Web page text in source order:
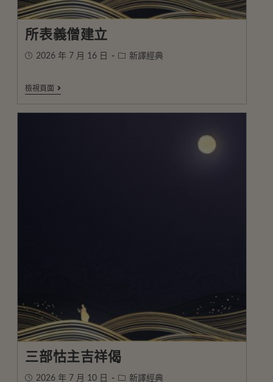
所表義僧建立
2026 年 7 月 16 日 新譯經典
檢視頁面
三部怙主吉祥偈
2026 年 7 月 10 日 新譯經典